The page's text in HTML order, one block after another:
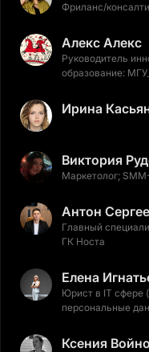
Фриланс/
Алекс Алекс
Руководитель
образование:
Ирина
Виктория
Маркетолог;
Антон
Главный
ГК Носта
Елена
Юрист в IT сфере
персональные
Ксения